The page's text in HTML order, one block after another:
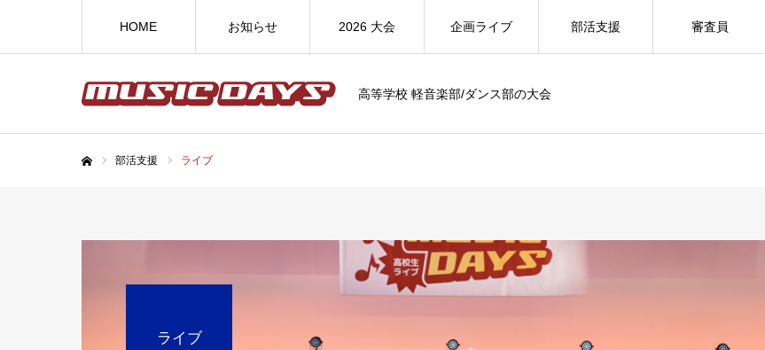
高等学校 軽音楽部/ダンス部の大会
HOME お知らせ 2026 大会 企画ライブ 部活支援 審査員
部活支援 ライブ
ライブ